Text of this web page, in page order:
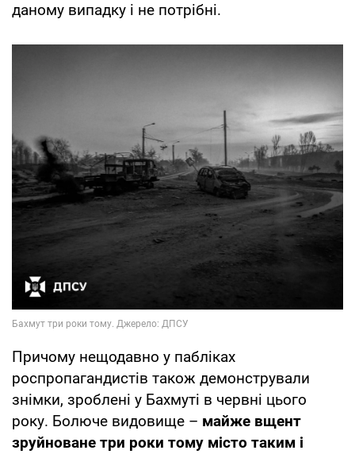
даному випадку і не потрібні.
Причому нещодавно у пабліках
роспропагандистів також демонстрували
знімки, зроблені у Бахмуті в червні цього
року. Болюче видовище – майже вщент
зруйноване три роки тому місто таким і